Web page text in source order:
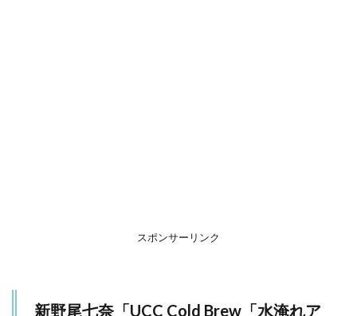
スポンサーリンク
新野尾七奈「UCC Cold Brew「水淹れア